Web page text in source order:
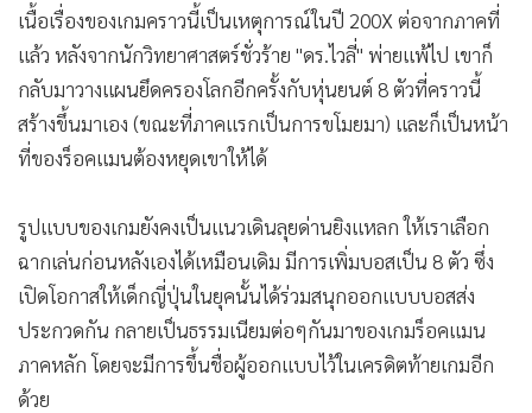
• Good health & Well-being
• Green Innovation & SD
• Management & HR
• MGR Live
• Infographic
• ท่องเที่ยว
• กีฬา
• ต่างประเทศ
• Special Scoop
• เศรษฐกิจ-ธุรกิจ
เนื้อเรื่องของเกมคราวนี้เป็นเหตุการณ์ในปี 200X ต่อจากภาคที่
แล้ว หลังจากนักวิทยาศาสตร์ชั่วร้าย "ดร.ไวลี่" พ่ายแพ้ไป เขาก็
กลับมาวางแผนยึดครองโลกอีกครั้งกับหุ่นยนต์ 8 ตัวที่คราวนี้
สร้างขึ้นมาเอง (ขณะที่ภาคแรกเป็นการขโมยมา) และก็เป็นหน้า
ที่ของร็อคแมนต้องหยุดเขาให้ได้
รูปแบบของเกมยังคงเป็นแนวเดินลุยด่านยิงแหลก ให้เราเลือก
ฉากเล่นก่อนหลังเองได้เหมือนเดิม มีการเพิ่มบอสเป็น 8 ตัว ซึ่ง
เปิดโอกาสให้เด็กญี่ปุ่นในยุคนั้นได้ร่วมสนุกออกแบบบอสส่ง
ประกวดกัน กลายเป็นธรรมเนียมต่อๆกันมาของเกมร็อคแมน
ภาคหลัก โดยจะมีการขึ้นชื่อผู้ออกแบบไว้ในเครดิตท้ายเกมอีก
ด้วย